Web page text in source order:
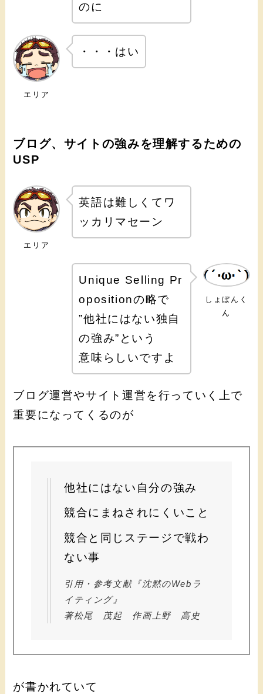
のに
エリア
・・・はい
ブログ、サイトの強みを理解するための
USP
エリア
英語は難しくてワ
ッカリマセーン
しょぼんく
ん
Unique Selling Pr
opositionの略で
”他社にはない独自
の強み”という
意味らしいですよ
ブログ運営やサイト運営を行っていく上で
重要になってくるのが
他社にはない自分の強み
競合にまねされにくいこと
競合と同じステージで戦わ
ない事
引用・参考文献『沈黙のWebラ
イティング』
著松尾 茂起 作画上野 高史
が書かれていて